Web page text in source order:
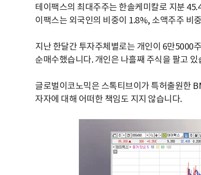
테이팩스의 최대주주는 한솔케미칼로 지분
이팩스는 외국인의 비중이 1.8%, 소액주주 비
지난 한달간 투자주체별로는 개인이 6만5000
순매수했습니다. 개인은 나흘째 주식을 팔고 있
글로벌이코노믹은 스톡티브이가 특허출원한
자자에 대해 어떠한 책임도 지지 않습니다.